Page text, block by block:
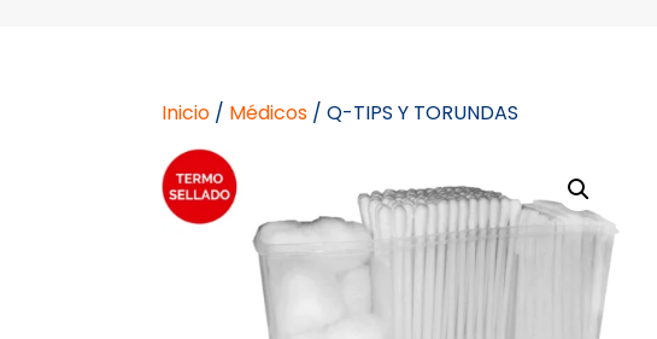
Inicio / Médicos / Q-TIPS Y TORUNDAS